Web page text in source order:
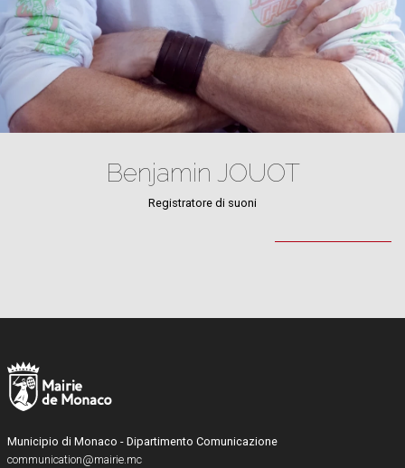
Benjamin JOUOT
Registratore di suoni
Municipio di Monaco - Dipartimento Comunicazione
communication@mairie.mc